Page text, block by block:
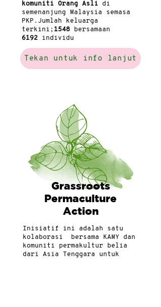
komuniti Orang Asli di
semenanjung Malaysia semasa
PKP. Jumlah keluarga
terkini; 1548 bersamaan
6192 individu
Tekan untuk info lanjut
Grassroots
Permaculture
Action
Inisiatif ini adalah satu
kolaborasi bersama KAMY dan
komuniti permakultur belia
dari Asia Tenggara untuk